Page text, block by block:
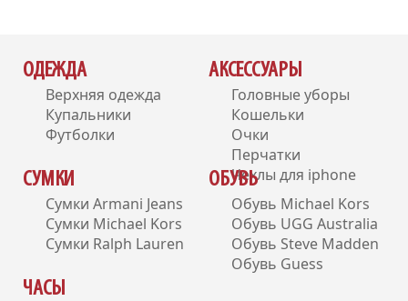
ОДЕЖДА
Верхняя одежда
Купальники
Футболки
АКСЕССУАРЫ
Головные уборы
Кошельки
Очки
Перчатки
Чехлы для iphone
СУМКИ
Сумки Armani Jeans
Сумки Michael Kors
Сумки Ralph Lauren
ОБУВЬ
Обувь Michael Kors
Обувь UGG Australia
Обувь Steve Madden
Обувь Guess
ЧАСЫ